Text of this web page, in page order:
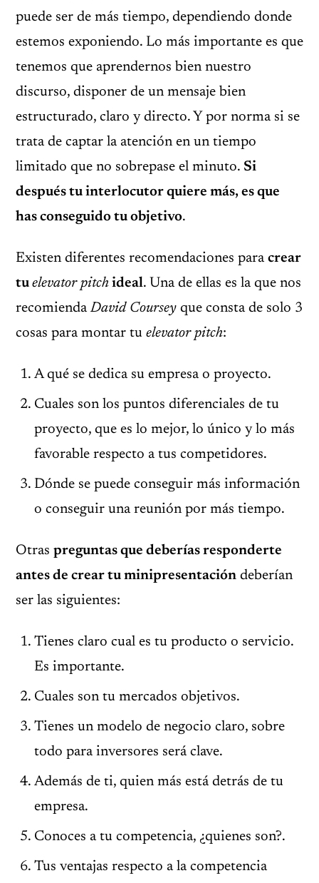
puede ser de más tiempo, dependiendo donde
estemos exponiendo. Lo más importante es que
tenemos que aprendernos bien nuestro
discurso, disponer de un mensaje bien
estructurado, claro y directo. Y por norma si se
trata de captar la atención en un tiempo
limitado que no sobrepase el minuto. Si
después tu interlocutor quiere más, es que
has conseguido tu objetivo.
Existen diferentes recomendaciones para crear
tu elevator pitch ideal. Una de ellas es la que nos
recomiendaDavid Coursey que consta de solo 3
cosas para montar tu elevator pitch:
A qué se dedica su empresa o proyecto.
Cuales son los puntos diferenciales de tu
proyecto, que es lo mejor, lo único y lo más
favorable respecto a tus competidores.
Dónde se puede conseguir más información
o conseguir una reunión por más tiempo.
Otras preguntas que deberías responderte
antes de crear tu minipresentación deberían
ser las siguientes:
Tienes claro cual es tu producto o servicio.
Es importante.
Cuales son tu mercados objetivos.
Tienes un modelo de negocio claro, sobre
todo para inversores será clave.
Además de ti, quien más está detrás de tu
empresa.
Conoces a tu competencia, ¿quienes son?.
Tus ventajas respecto a la competencia